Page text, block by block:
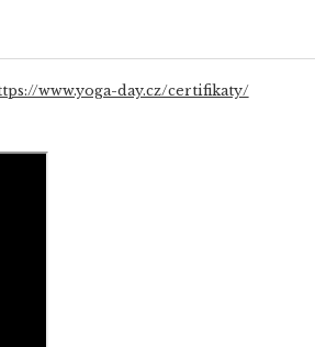
www.yoga-day.cz/certifikaty/